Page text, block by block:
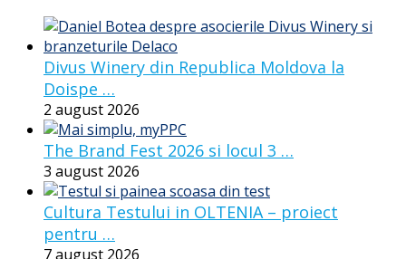
Divus Winery din Republica Moldova la
Doispe …
2 august 2026
The Brand Fest 2026 si locul 3 …
3 august 2026
Cultura Testului in OLTENIA – proiect
pentru …
7 august 2026